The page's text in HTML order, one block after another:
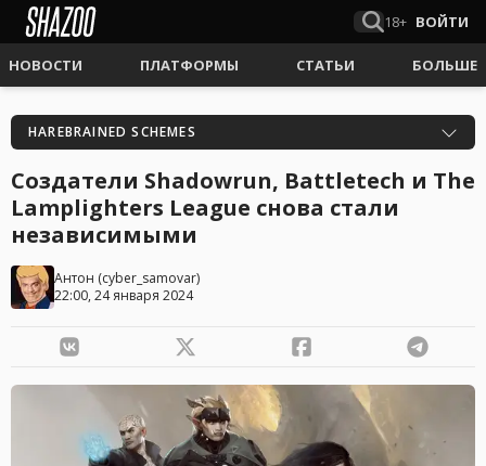
18+ ВОЙТИ
НОВОСТИ ПЛАТФОРМЫ СТАТЬИ БОЛЬШЕ
HAREBRAINED SCHEMES
Создатели Shadowrun, Battletech и The
Lamplighters League снова стали
независимыми
Антон (cyber_samovar)
22:00, 24 января 2024